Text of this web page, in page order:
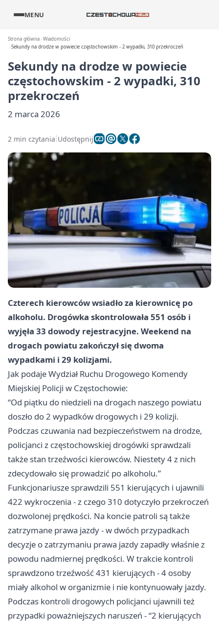
MENU
Strona główna Wiadomości
Sekundy na drodze w powiecie częstochowskim - 2 wypadki, 310 przekroczeń
Sekundy na drodze w powiecie
częstochowskim - 2 wypadki, 310
przekroczeń
2 marca 2026
2 min czytania Udostępnij
Czterech kierowców wsiadło za kierownicę po
alkoholu. Drogówka skontrolowała 551 osób i
wyjęła 33 dowody rejestracyjne. Weekend na
drogach powiatu zakończył się dwoma
wypadkami i 29 kolizjami.
Jak podaje Wydział Ruchu Drogowego Komendy
Miejskiej Policji w Częstochowie:
“Od piątku do niedzieli na drogach naszego powiatu
doszło do 2 wypadków drogowych i 29 kolizji.
Podczas czuwania nad bezpieczeństwem na drodze,
policjanci z częstochowskiej drogówki sprawdzali
także stan trzeźwości kierowców. Niestety 4 z nich
zdecydowało się prowadzić po alkoholu.”
Funkcjonariusze sprawdzili 551 kierujących i ujawnili
422 wykroczenia - z czego 310 dotyczyło przekroczeń
dozwolonej prędkości. Na koncie patroli są także
zatrzymane prawa jazdy - w dwóch przypadkach
decyzje o zatrzymaniu prawa jazdy zapadły właśnie z
powodu nadmiernej prędkości. W trakcie kontroli
sprawdzono trzeźwość 431 kierujących - 4 osoby
miały alkohol w organizmie i nie kontynuowały jazdy.
Podczas kontroli drogowych policjanci ujawnili też
przypadki poważniejszych naruszeń - “2 kierujących